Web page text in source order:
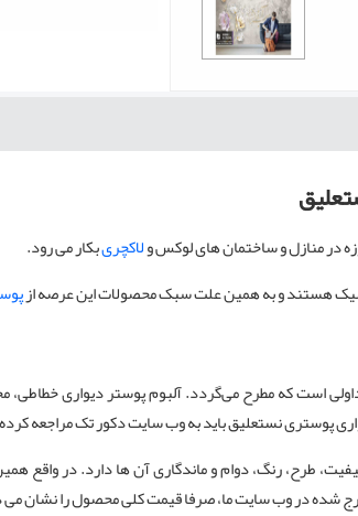
در منازل و ساختمان های لوکس ولاکچریبکار می رود.
هستند و به همین علت سبک محصولات این عرصه از
است که مطرح می‌گردد. آلبوم پوستر دیواری
پوستری نستعلیق باید به وب سایت دکور تک مراجعه
طرح، رنگ، دوام و ماندگاری آن ها دارد. در
شده در وب سایت ما، صرفا قیمت کلی محصول را نشان